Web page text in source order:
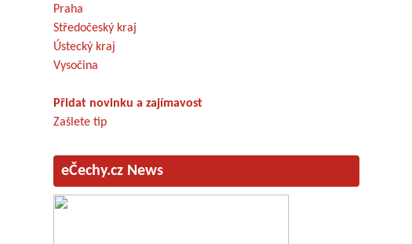
Praha
Středočeský kraj
Ústecký kraj
Vysočina
Přidat novinku a zajímavost
Zašlete tip
eČechy.cz News